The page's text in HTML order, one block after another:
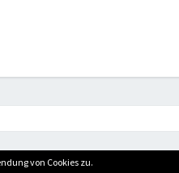
von Cookies zu.